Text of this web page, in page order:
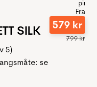
pink
SILK
Fra
579 kr
799kr
5)
se